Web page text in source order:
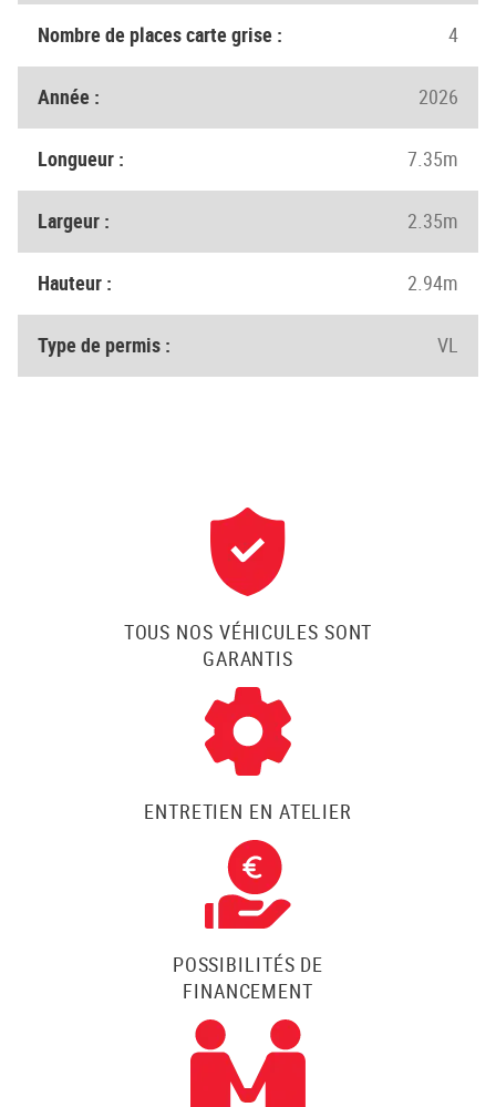
Nombre de places carte grise : 4
Année : 2026
Longueur : 7.35m
Largeur : 2.35m
Hauteur : 2.94m
Type de permis : VL
TOUS NOS VÉHICULES SONT
GARANTIS
ENTRETIEN EN ATELIER
POSSIBILITÉS DE
FINANCEMENT